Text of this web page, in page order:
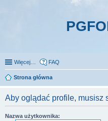
Więcej… FAQ
Strona główna
Aby oglądać profile, musisz
Nazwa użytkownika: